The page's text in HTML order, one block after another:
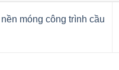
móng công trình cầu